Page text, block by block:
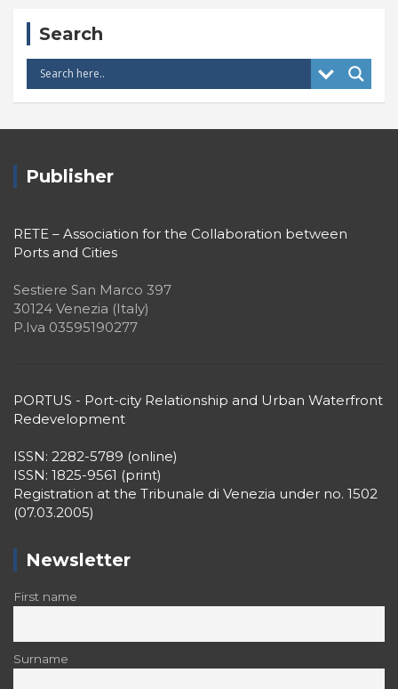
Search
Publisher
RETE – Association for the Collaboration between
Ports and Cities
Sestiere San Marco 397
30124 Venezia (Italy)
P.Iva 03595190277
PORTUS - Port-city Relationship and Urban Waterfront
Redevelopment
ISSN: 2282-5789 (online)
ISSN: 1825-9561 (print)
Registration at the Tribunale di Venezia under no. 1502
(07.03.2005)
Newsletter
First name
Surname